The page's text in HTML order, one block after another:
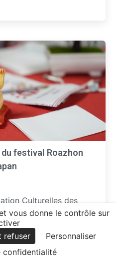
festival Roazhon
Culturelles des
pour cette
Roazhon Japan qui
vous donne le contrôle sur
refuser
Personnaliser
confidentialité